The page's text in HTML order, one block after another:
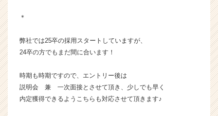
届
就
サ
イ
ト
＊
弊社では25卒の採用スタートしていますが、
24卒の方でもまだ間に合います！
時期も時期ですので、エントリー後は
説明会 兼 一次面接とさせて頂き、少しでも早く
内定獲得できるようこちらも対応させて頂きます♪